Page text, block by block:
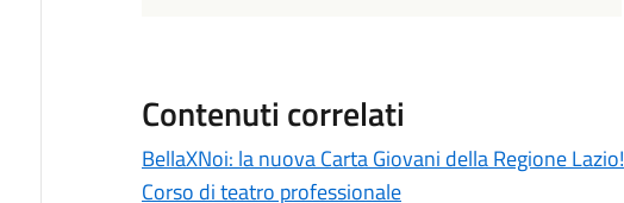
Contenuti correlati
BellaXNoi: la nuova Carta Giovani della Regione Lazio!
Corso di teatro professionale